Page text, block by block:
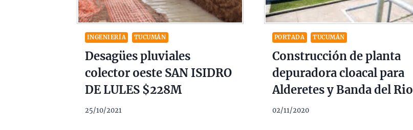
INGENIERÍA TUCUMÁN
Desagües pluviales
colector oeste SAN ISIDRO
DE LULES $228M
25/10/2021
PORTADA TUCUMÁN
Construcción de planta
depuradora cloacal para
Alderetes y Banda del Rio
Sali 13 Ofertas $ 1.392
02/11/2020